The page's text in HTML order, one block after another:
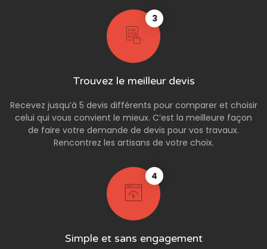
3
Trouvez le meilleur devis
Recevez jusqu’à 5 devis différents pour comparer et choisir
celui qui vous convient le mieux. C’est la meilleure façon
de faire votre demande de devis pour vos travaux.
Rencontrez les artisans de votre choix.
4
Simple et sans engagement